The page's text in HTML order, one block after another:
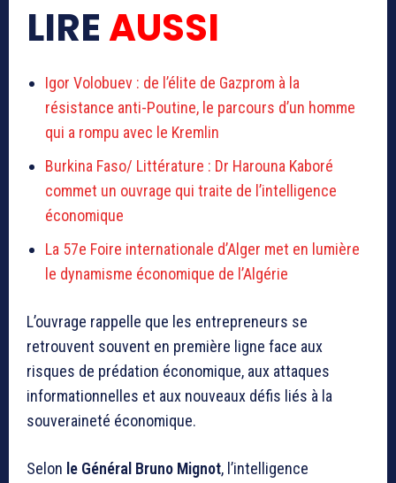
LIREAUSSI
Igor Volobuev : de l’élite de Gazprom à la
résistance anti-Poutine, le parcours d’un homme
qui a rompu avec le Kremlin
Burkina Faso/ Littérature : Dr Harouna Kaboré
commet un ouvrage qui traite de l’intelligence
économique
La 57e Foire internationale d’Alger met en lumière
le dynamisme économique de l’Algérie
L’ouvrage rappelle que les entrepreneurs se
retrouvent souvent en première ligne face aux
risques de prédation économique, aux attaques
informationnelles et aux nouveaux défis liés à la
souveraineté économique.
Selon le Général Bruno Mignot, l’intelligence